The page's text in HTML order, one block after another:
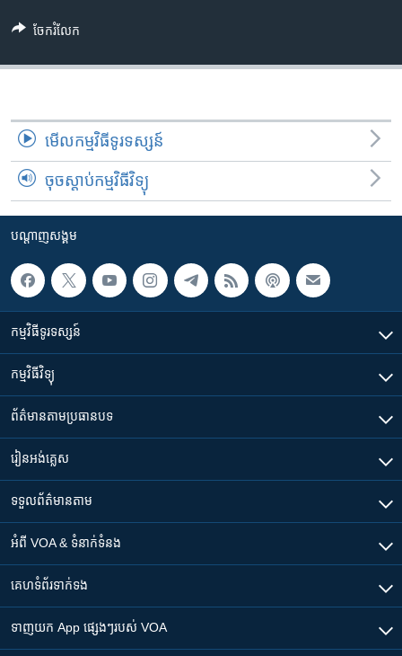
ស្វែង​ ចែករំលែក
មើល​កម្មវិធី​ទូរទស្សន៍
ចុចស្តាប់កម្មវិធីវិទ្យុ
បណ្តាញ​សង្គម
កម្មវិធី​ទូរទស្សន៍
កម្មវិធី​វិទ្យុ
ព័ត៌មាន​តាមប្រធានបទ​
រៀន​​អង់គ្លេស
ទទួល​ព័ត៌មាន​តាម
អំពី​ VOA & ទំនាក់ទំនង
គេហទំព័រ​​ទាក់ទង
ទាញយក​ App ផ្សេងៗ​របស់​ VOA